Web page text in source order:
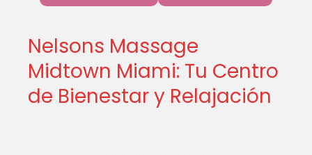
Nelsons Massage
Midtown Miami: Tu Centro
de Bienestar y Relajación